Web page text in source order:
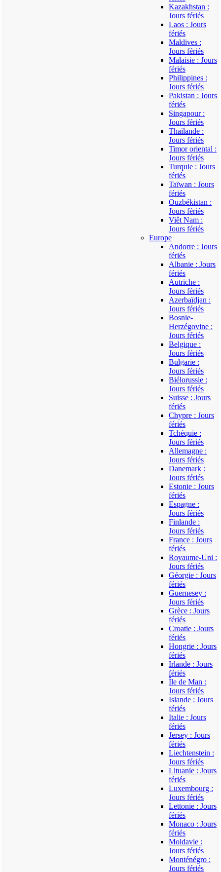
Kazakhstan :
Jours fériés
Laos : Jours
fériés
Maldives :
Jours fériés
Malaisie : Jours
fériés
Philippines :
Jours fériés
Pakistan : Jours
fériés
Singapour :
Jours fériés
Thaïlande :
Jours fériés
Timor oriental :
Jours fériés
Turquie : Jours
fériés
Taïwan : Jours
fériés
Ouzbékistan :
Jours fériés
Viêt Nam :
Jours fériés
Europe
Andorre : Jours
fériés
Albanie : Jours
fériés
Autriche :
Jours fériés
Azerbaïdjan :
Jours fériés
Bosnie-
Herzégovine :
Jours fériés
Belgique :
Jours fériés
Bulgarie :
Jours fériés
Biélorussie :
Jours fériés
Suisse : Jours
fériés
Chypre : Jours
fériés
Tchéquie :
Jours fériés
Allemagne :
Jours fériés
Danemark :
Jours fériés
Estonie : Jours
fériés
Espagne :
Jours fériés
Finlande :
Jours fériés
France : Jours
fériés
Royaume-Uni :
Jours fériés
Géorgie : Jours
fériés
Guernesey :
Jours fériés
Grèce : Jours
fériés
Croatie : Jours
fériés
Hongrie : Jours
fériés
Irlande : Jours
fériés
Île de Man :
Jours fériés
Islande : Jours
fériés
Italie : Jours
fériés
Jersey : Jours
fériés
Liechtenstein :
Jours fériés
Lituanie : Jours
fériés
Luxembourg :
Jours fériés
Lettonie : Jours
fériés
Monaco : Jours
fériés
Moldavie :
Jours fériés
Monténégro :
Jours fériés